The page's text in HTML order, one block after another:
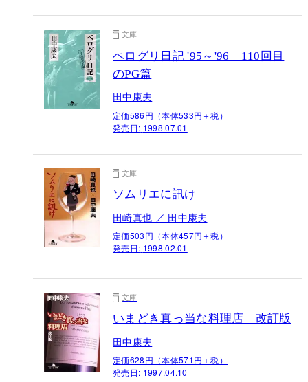
文庫
ペログリ日記 '95～'96 110回目
のPG篇
田中康夫
定価586円（本体533円＋税）
発売日: 1998.07.01
文庫
ソムリエに訊け
田崎真也 ／ 田中康夫
定価503円（本体457円＋税）
発売日: 1998.02.01
文庫
いまどき真っ当な料理店 改訂版
田中康夫
定価628円（本体571円＋税）
発売日: 1997.04.10